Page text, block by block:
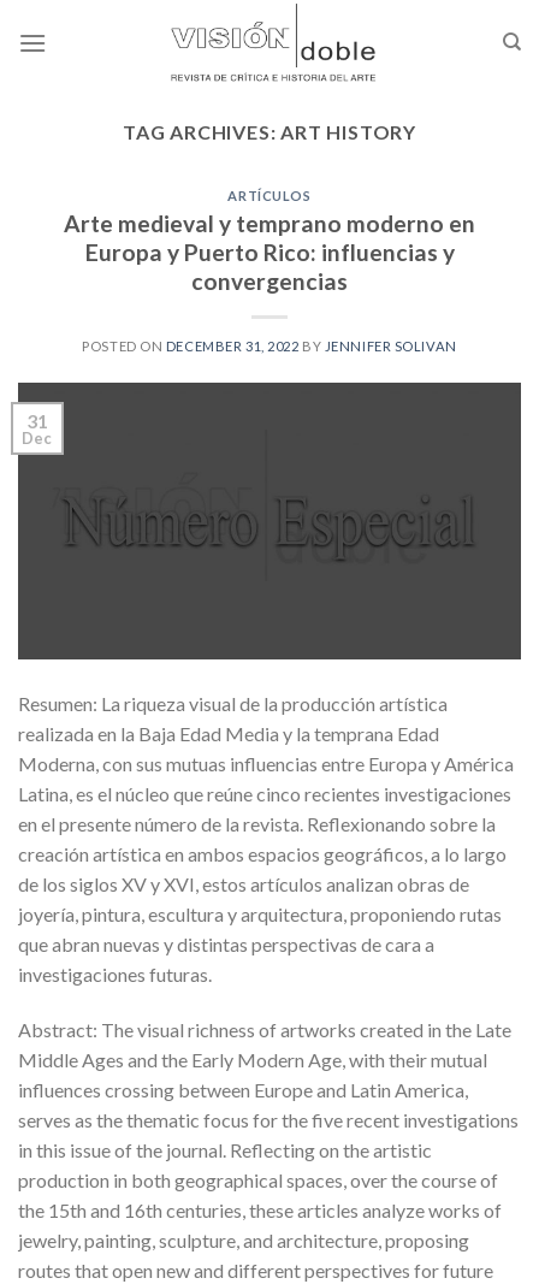
TAG ARCHIVES:ART HISTORY
ARTÍCULOS
Arte medieval y temprano moderno en
Europa y Puerto Rico: influencias y
convergencias
POSTED ON DECEMBER 31, 2022 BY JENNIFER SOLIVAN
31
Dec
Resumen: La riqueza visual de la producción artística
realizada en la Baja Edad Media y la temprana Edad
Moderna, con sus mutuas influencias entre Europa y América
Latina, es el núcleo que reúne cinco recientes investigaciones
en el presente número de la revista. Reflexionando sobre la
creación artística en ambos espacios geográficos, a lo largo
de los siglos XV y XVI, estos artículos analizan obras de
joyería, pintura, escultura y arquitectura, proponiendo rutas
que abran nuevas y distintas perspectivas de cara a
investigaciones futuras.
Abstract: The visual richness of artworks created in the Late
Middle Ages and the Early Modern Age, with their mutual
influences crossing between Europe and Latin America,
serves as the thematic focus for the five recent investigations
in this issue of the journal. Reflecting on the artistic
production in both geographical spaces, over the course of
the 15th and 16th centuries, these articles analyze works of
jewelry, painting, sculpture, and architecture, proposing
routes that open new and different perspectives for future